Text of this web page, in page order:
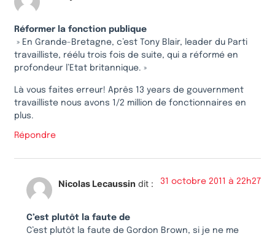
Réformer la fonction publique
» En Grande-Bretagne, c’est Tony Blair, leader du Parti
travailliste, réélu trois fois de suite, qui a réformé en
profondeur l’Etat britannique. »
Là vous faites erreur! Aprês 13 years de gouvernment
travailliste nous avons 1/2 million de fonctionnaires en
plus.
Répondre
Nicolas Lecaussin dit : 31 octobre 2011 à 22h27
C’est plutôt la faute de
C’est plutôt la faute de Gordon Brown, si je ne me